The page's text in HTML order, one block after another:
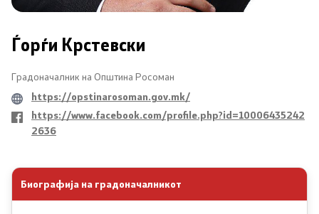
Односи со јавност
Новости
Соопштенија
Буџет на општината
Урбанистички проекти
Ѓорѓи Крстевски
Градоначалник на Општина Росоман
https://opstinarosoman.gov.mk/
https://www.facebook.com/profile.php?id=10006435242
2636
Биографија на градоначалникот